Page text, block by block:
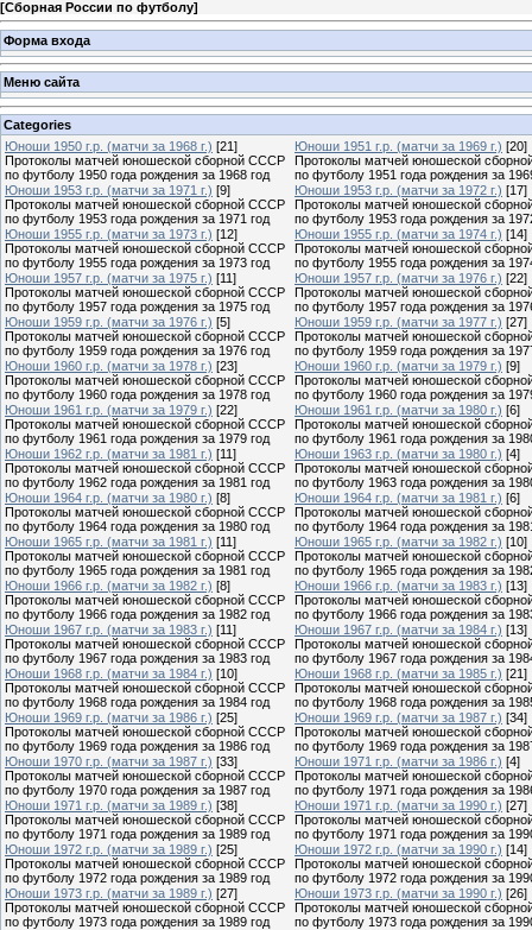
[Сборная России по футболу]
Форма входа
Меню сайта
Categories
Юноши 1950 г.р. (матчи за 1968 г.) [21]
Протоколы матчей юношеской сборной СССР
по футболу 1950 года рождения за 1968 год
Юноши 1951 г.р. (матчи за 1969 г.) [20]
Протоколы матчей юношеской
по футболу 1951 года рождения за
Юноши 1953 г.р. (матчи за 1971 г.) [9]
Протоколы матчей юношеской сборной СССР
по футболу 1953 года рождения за 1971 год
Юноши 1953 г.р. (матчи за 1972 г.) [17]
Протоколы матчей юношеской
по футболу 1953 года рождения за
Юноши 1955 г.р. (матчи за 1973 г.) [12]
Протоколы матчей юношеской сборной СССР
по футболу 1955 года рождения за 1973 год
Юноши 1955 г.р. (матчи за 1974 г.) [14]
Протоколы матчей юношеской
по футболу 1955 года рождения за
Юноши 1957 г.р. (матчи за 1975 г.) [11]
Протоколы матчей юношеской сборной СССР
по футболу 1957 года рождения за 1975 год
Юноши 1957 г.р. (матчи за 1976 г.) [22]
Протоколы матчей юношеской
по футболу 1957 года рождения за
Юноши 1959 г.р. (матчи за 1976 г.) [5]
Протоколы матчей юношеской сборной СССР
по футболу 1959 года рождения за 1976 год
Юноши 1959 г.р. (матчи за 1977 г.) [27]
Протоколы матчей юношеской
по футболу 1959 года рождения за
Юноши 1960 г.р. (матчи за 1978 г.) [23]
Протоколы матчей юношеской сборной СССР
по футболу 1960 года рождения за 1978 год
Юноши 1960 г.р. (матчи за 1979 г.) [9]
Протоколы матчей юношеской
по футболу 1960 года рождения за
Юноши 1961 г.р. (матчи за 1979 г.) [22]
Протоколы матчей юношеской сборной СССР
по футболу 1961 года рождения за 1979 год
Юноши 1961 г.р. (матчи за 1980 г.) [6]
Протоколы матчей юношеской
по футболу 1961 года рождения за
Юноши 1962 г.р. (матчи за 1981 г.) [11]
Протоколы матчей юношеской сборной СССР
по футболу 1962 года рождения за 1981 год
Юноши 1963 г.р. (матчи за 1980 г.) [4]
Протоколы матчей юношеской
по футболу 1963 года рождения за
Юноши 1964 г.р. (матчи за 1980 г.) [8]
Протоколы матчей юношеской сборной СССР
по футболу 1964 года рождения за 1980 год
Юноши 1964 г.р. (матчи за 1981 г.) [6]
Протоколы матчей юношеской
по футболу 1964 года рождения за
Юноши 1965 г.р. (матчи за 1981 г.) [11]
Протоколы матчей юношеской сборной СССР
по футболу 1965 года рождения за 1981 год
Юноши 1965 г.р. (матчи за 1982 г.) [10]
Протоколы матчей юношеской
по футболу 1965 года рождения за
Юноши 1966 г.р. (матчи за 1982 г.) [8]
Протоколы матчей юношеской сборной СССР
по футболу 1966 года рождения за 1982 год
Юноши 1966 г.р. (матчи за 1983 г.) [13]
Протоколы матчей юношеской
по футболу 1966 года рождения за
Юноши 1967 г.р. (матчи за 1983 г.) [11]
Протоколы матчей юношеской сборной СССР
по футболу 1967 года рождения за 1983 год
Юноши 1967 г.р. (матчи за 1984 г.) [13]
Протоколы матчей юношеской
по футболу 1967 года рождения за
Юноши 1968 г.р. (матчи за 1984 г.) [10]
Протоколы матчей юношеской сборной СССР
по футболу 1968 года рождения за 1984 год
Юноши 1968 г.р. (матчи за 1985 г.) [21]
Протоколы матчей юношеской
по футболу 1968 года рождения за
Юноши 1969 г.р. (матчи за 1986 г.) [25]
Протоколы матчей юношеской сборной СССР
по футболу 1969 года рождения за 1986 год
Юноши 1969 г.р. (матчи за 1987 г.) [34]
Протоколы матчей юношеской
по футболу 1969 года рождения за
Юноши 1970 г.р. (матчи за 1987 г.) [33]
Протоколы матчей юношеской сборной СССР
по футболу 1970 года рождения за 1987 год
Юноши 1971 г.р. (матчи за 1986 г.) [4]
Протоколы матчей юношеской
по футболу 1971 года рождения за
Юноши 1971 г.р. (матчи за 1989 г.) [38]
Протоколы матчей юношеской сборной СССР
по футболу 1971 года рождения за 1989 год
Юноши 1971 г.р. (матчи за 1990 г.) [27]
Протоколы матчей юношеской
по футболу 1971 года рождения за
Юноши 1972 г.р. (матчи за 1989 г.) [25]
Протоколы матчей юношеской сборной СССР
по футболу 1972 года рождения за 1989 год
Юноши 1972 г.р. (матчи за 1990 г.) [14]
Протоколы матчей юношеской
по футболу 1972 года рождения за
Юноши 1973 г.р. (матчи за 1989 г.) [27]
Протоколы матчей юношеской сборной СССР
по футболу 1973 года рождения за 1989 год
Юноши 1973 г.р. (матчи за 1990 г.) [26]
Протоколы матчей юношеской
по футболу 1973 года рождения за